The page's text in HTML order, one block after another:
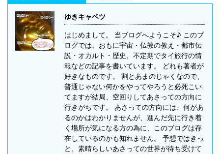
ゆきキャベツ
はじめまして。 当ブログへようこそ♪ このブ
ログでは、おもに宇宙・仏教の教え・都市伝
説・オカルト・歴史、不定期でタイ旅行の情
報などの記事を書いています。 どれも著者が
好きなものです。 割とあまのじゃくなので、
普通じゃない何かをやってやろうと必死こい
てますが結局、空回りしてあさっての方向に
行きがちです。 あさっての方向には、何があ
るのかはわかりませんが、進んだ先に行き着
く場所が気になる方の為に、このブログは存
在しているのかも知れません。 予想ではきっ
と、素晴らしいあさっての世界が待ち受けて